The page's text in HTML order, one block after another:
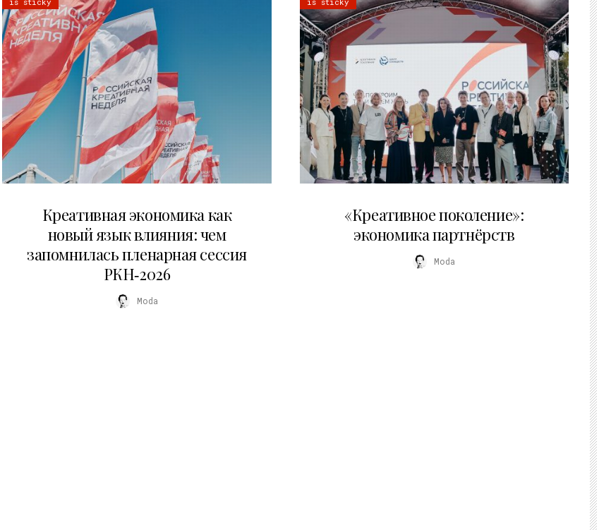
Креативная экономика как
новый язык влияния: чем
запомнилась пленарная сессия
РКН‑2026
Moda
«Креативное поколение»:
экономика партнёрств
Moda